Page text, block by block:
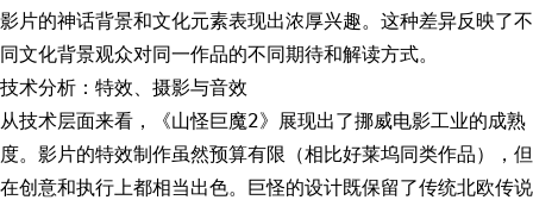
影片的神话背景和文化元素表现出浓厚兴趣。这种差异反映了不
同文化背景观众对同一作品的不同期待和解读方式。
技术分析：特效、摄影与音效
从技术层面来看，《山怪巨魔2》展现出了挪威电影工业的成熟
度。影片的特效制作虽然预算有限（相比好莱坞同类作品），但
在创意和执行上都相当出色。巨怪的设计既保留了传统北欧传说